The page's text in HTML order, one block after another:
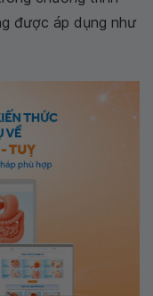
được áp dụng như